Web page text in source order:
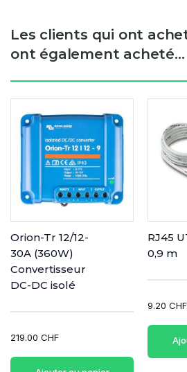
Les clients qui ont
ont également acheté...
Orion-Tr 12/12-
30A (360W)
Convertisseur
DC-DC isolé
219.00 CHF
RJ45
0,9 m
9.20 CHF